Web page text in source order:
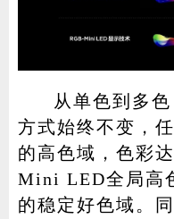
从单色到多
方式始终不变，
的高色域，色彩
Mini LED全局高
的稳定好色域。